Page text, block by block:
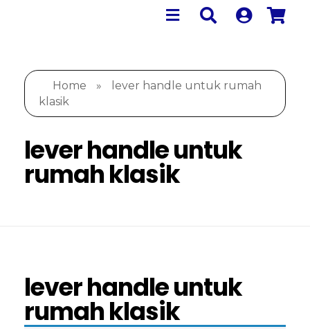
Home »
lever handle untuk rumah
klasik
lever handle untuk
rumah klasik
lever handle untuk
rumah klasik